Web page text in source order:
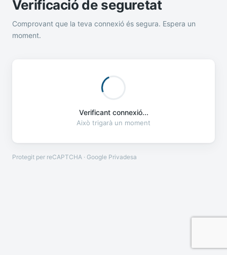
Verificació de seguretat
Comprovant que la teva connexió és segura. Espera un
moment.
Verificant connexió...
Això trigarà un moment
Protegit per reCAPTCHA · Google Privadesa